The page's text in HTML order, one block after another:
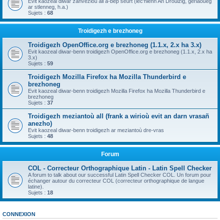
ar stlenneg, h.a.)
Sujets : 68
Troidigezh e brezhoneg
Troidigezh OpenOffice.org e brezhoneg (1.1.x, 2.x ha 3.x)
Evit kaozeal diwar-benn troidigezh OpenOffice.org e brezhoneg (1.1.x, 2.x ha
3.x)
Sujets : 59
Troidigezh Mozilla Firefox ha Mozilla Thunderbird e
brezhoneg
Evit kaozeal diwar-benn troidigezh Mozilla Firefox ha Mozilla Thunderbird e
brezhoneg
Sujets : 37
Troidigezh meziantoù all (frank a wirioù evit an darn vrasañ
anezho)
Evit kaozeal diwar-benn troidigezh ar meziantoù dre-vras
Sujets : 48
Forum
COL - Correcteur Orthographique Latin - Latin Spell Checker
A forum to talk about our successful Latin Spell Checker COL. Un forum pour
échanger autour du correcteur COL (correcteur orthographique de langue
latine).
Sujets : 18
CONNEXION